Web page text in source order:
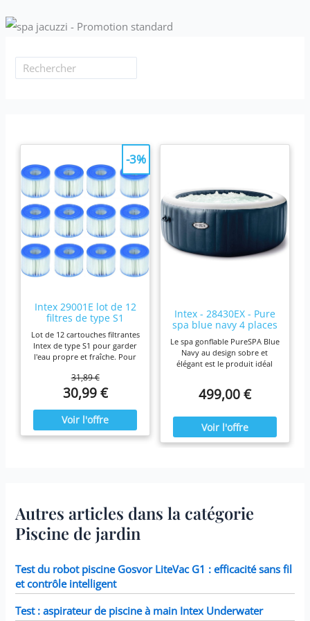
Intex 29001E lot de 12
filtres de type S1
Lot de 12 cartouches filtrantes
Intex de type S1 pour garder
l'eau propre et fraîche. Pour
nettoyez les cartouches
chaque semaine et remplacez-
les une fois par mois ou plus
tôt Il est fabriqué avec du
papier Dacron résistant facile
à nettoyer, pour une filtration
10,2 cm.
31,89 €
30,99 €
-3%
Intex - 28430EX - Pure
spa blue navy 4 places
Le spa gonflable PureSPA Blue
Navy au design sobre et
élégant est le produit idéal
vous à la maison en été
confortablement installé dans
votre spa Blue Navy.
499,00 €
Autres articles dans la catégorie
Piscine de jardin
Test du robot piscine Gosvor LiteVac G1 : efficacité sans fil
et contrôle intelligent
Test : aspirateur de piscine à main Intex Underwater